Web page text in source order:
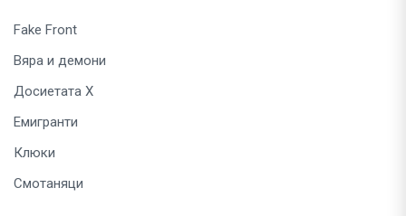
Fake Front
Вяра и демони
Досиетата Х
Емигранти
Клюки
Смотаняци